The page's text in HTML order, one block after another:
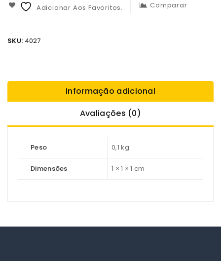
Adicionar Aos Favoritos. Comparar
SKU: 4027
Informação adicional
Avaliações (0)
Peso 0,1 kg
Dimensões 1 × 1 × 1 cm